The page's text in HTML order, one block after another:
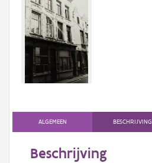
ALGEMEEN BESCHRIJVING
Beschrijving